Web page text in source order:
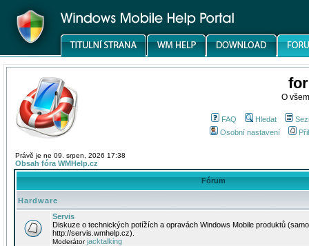
O
FAQ Hledat
Osobní nastavení
Právě je ne 09. srpen, 2026 17:38
Obsah fóra WMHelp.cz
Fórum
Hardware
Servis
Diskuze o technických potížích a opravách Windows Mobile produktů
http://servis.wmhelp.cz).
Moderátorjacktalking